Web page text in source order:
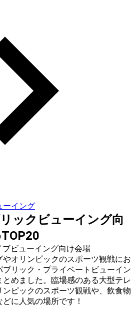
ーイング
リックビューイング向
ビューイング向け会場
オリンピックのスポーツ観戦にお
リック・プライベートビューイン
めました。臨場感のある大型テレ
ンピックのスポーツ観戦や、飲食物
に人気の場所です！